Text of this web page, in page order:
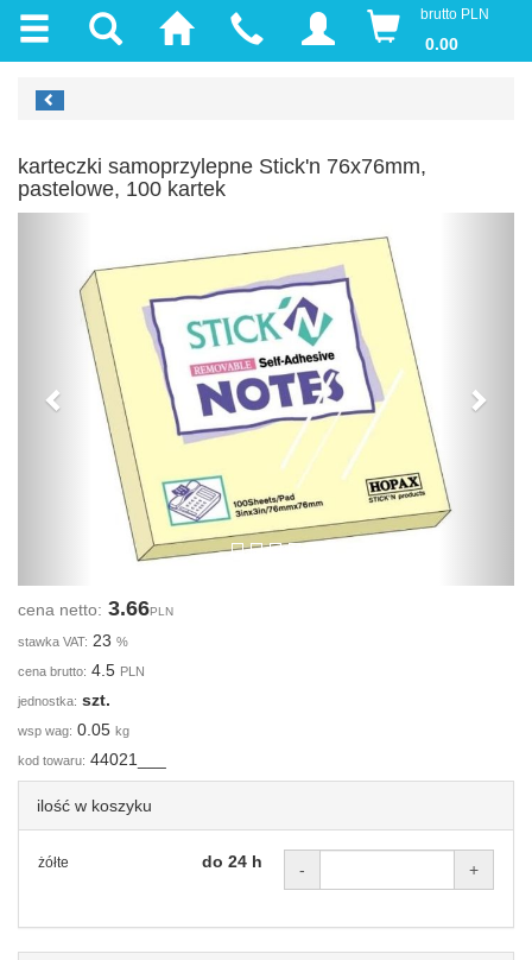
brutto PLN
0.00
karteczki samoprzylepne Stick'n 76x76mm,
pastelowe, 100 kartek
cena netto: 3.66PLN
stawka VAT: 23 %
cena brutto: 4.5 PLN
jednostka: szt.
wsp wag: 0.05 kg
kod towaru: 44021___
ilość w koszyku
żółte do 24 h - +